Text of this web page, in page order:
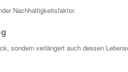
Nachhaltigkeitsfaktor.
sondern verlängert auch dessen